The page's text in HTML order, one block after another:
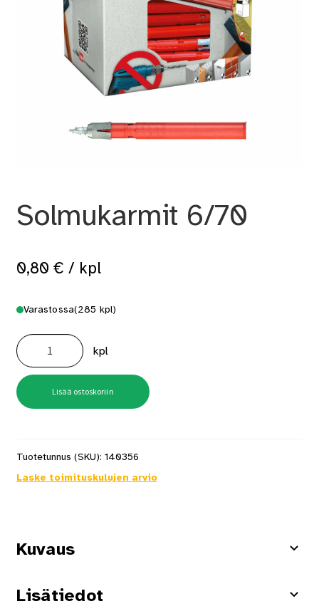
Solmukarmit 6/70
0,80 € / kpl
Varastossa(285 kpl)
Solmukarmit
6/70
määrä kpl
Lisää ostoskoriin
Tuotetunnus (SKU): 140356
Laske toimituskulujen arvio
Kuvaus
Lisätiedot